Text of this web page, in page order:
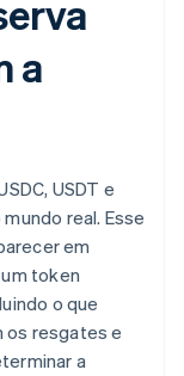
a
USDT e
real. Esse
em
token
o que
os resgates e
a